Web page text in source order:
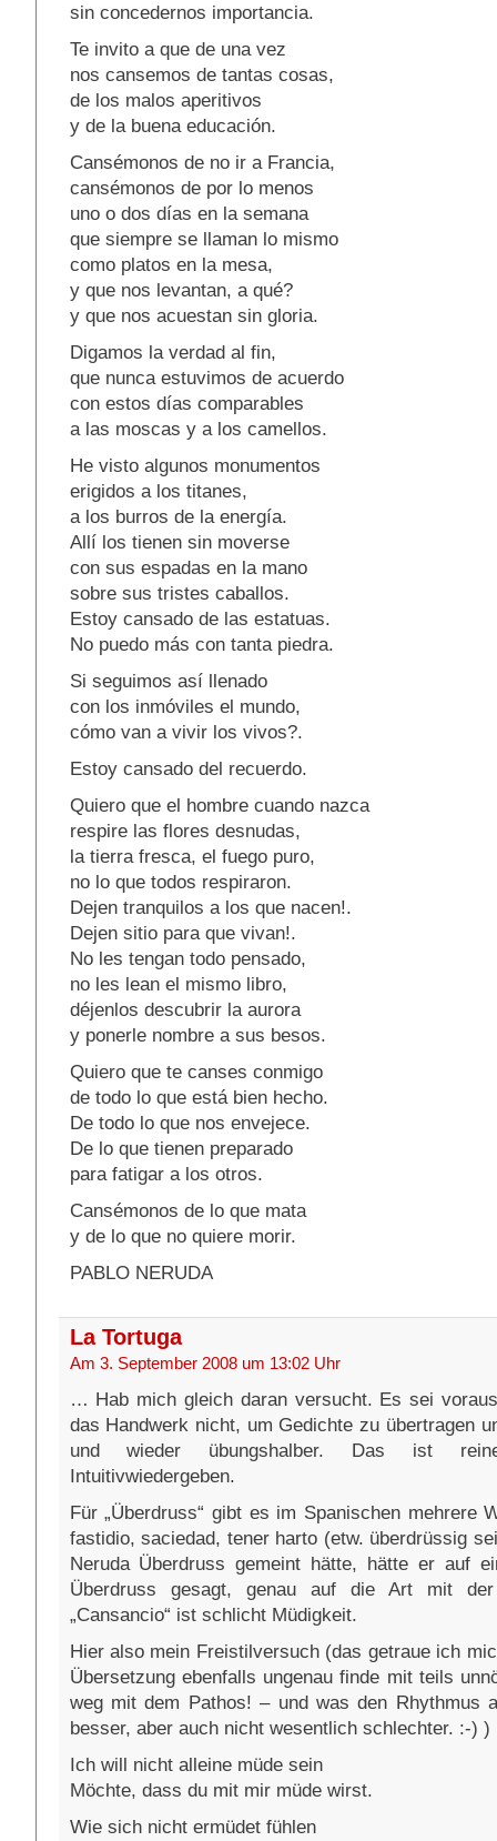
sin concedernos importancia.
Te invito a que de una vez
nos cansemos de tantas cosas,
de los malos aperitivos
y de la buena educación.
Cansémonos de no ir a Francia,
cansémonos de por lo menos
uno o dos días en la semana
que siempre se llaman lo mismo
como platos en la mesa,
y que nos levantan, a qué?
y que nos acuestan sin gloria.
Digamos la verdad al fin,
que nunca estuvimos de acuerdo
con estos días comparables
a las moscas y a los camellos.
He visto algunos monumentos
erigidos a los titanes,
a los burros de la energía.
Allí los tienen sin moverse
con sus espadas en la mano
sobre sus tristes caballos.
Estoy cansado de las estatuas.
No puedo más con tanta piedra.
Si seguimos así llenado
con los inmóviles el mundo,
cómo van a vivir los vivos?.
Estoy cansado del recuerdo.
Quiero que el hombre cuando nazca
respire las flores desnudas,
la tierra fresca, el fuego puro,
no lo que todos respiraron.
Dejen tranquilos a los que nacen!.
Dejen sitio para que vivan!.
No les tengan todo pensado,
no les lean el mismo libro,
déjenlos descubrir la aurora
y ponerle nombre a sus besos.
Quiero que te canses conmigo
de todo lo que está bien hecho.
De todo lo que nos envejece.
De lo que tienen preparado
para fatigar a los otros.
Cansémonos de lo que mata
y de lo que no quiere morir.
PABLO NERUDA
La Tortuga
Am 3. September 2008 um 13:02 Uhr
… Hab mich gleich daran versucht. Es sei
das Handwerk nicht, um Gedichte zu übertragen
und wieder übungshalber. Das ist
Intuitivwiedergeben.
Für „Überdruss“ gibt es im Spanischen mehrere
fastidio, saciedad, tener harto (etw. überdrüssig
Neruda Überdruss gemeint hätte, hätte er auf
Überdruss gesagt, genau auf die Art mit der
„Cansancio“ ist schlicht Müdigkeit.
Hier also mein Freistilversuch (das getraue ich
Übersetzung ebenfalls ungenau finde mit teils
weg mit dem Pathos! – und was den Rhythmus
besser, aber auch nicht wesentlich schlechter. :-) )
Ich will nicht alleine müde sein
Möchte, dass du mit mir müde wirst.
Wie sich nicht ermüdet fühlen